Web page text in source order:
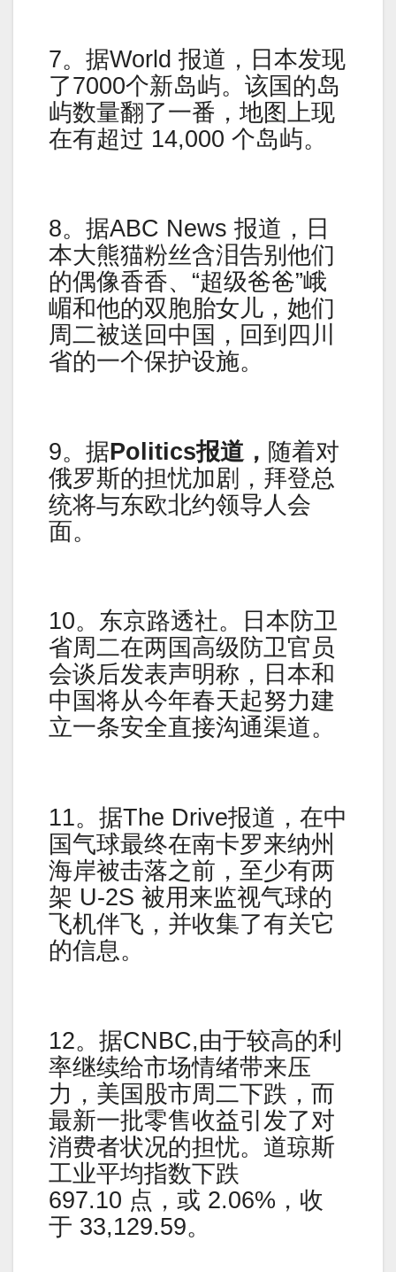
7。据World 报道，日本发现
了7000个新岛屿。该国的岛
屿数量翻了一番，地图上现
在有超过 14,000 个岛屿。
8。据ABC News 报道，日
本大熊猫粉丝含泪告别他们
的偶像香香、“超级爸爸”峨
嵋和他的双胞胎女儿，她们
周二被送回中国，回到四川
省的一个保护设施。
9。据Politics报道， 随着对
俄罗斯的担忧加剧，拜登总
统将与东欧北约领导人会
面。
10。东京路透社。日本防卫
省周二在两国高级防卫官员
会谈后发表声明称，日本和
中国将从今年春天起努力建
立一条安全直接沟通渠道。
11。据The Drive报道，在中
国气球最终在南卡罗来纳州
海岸被击落之前，至少有两
架 U-2S 被用来监视气球的
飞机伴飞，并收集了有关它
的信息。
12。据CNBC,由于较高的利
率继续给市场情绪带来压
力，美国股市周二下跌，而
最新一批零售收益引发了对
消费者状况的担忧。道琼斯
工业平均指数下跌
697.10 点，或 2.06%，收
于 33,129.59。